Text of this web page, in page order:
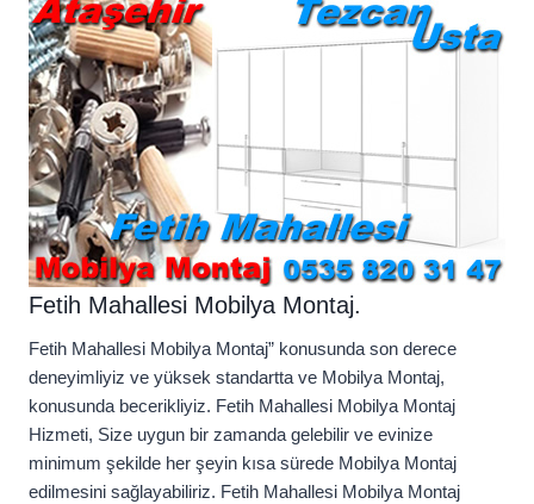
Fetih Mahallesi Mobilya Montaj.
Fetih Mahallesi Mobilya Montaj” konusunda son derece
deneyimliyiz ve yüksek standartta ve Mobilya Montaj,
konusunda becerikliyiz. Fetih Mahallesi Mobilya Montaj
Hizmeti, Size uygun bir zamanda gelebilir ve evinize
minimum şekilde her şeyin kısa sürede Mobilya Montaj
edilmesini sağlayabiliriz. Fetih Mahallesi Mobilya Montaj